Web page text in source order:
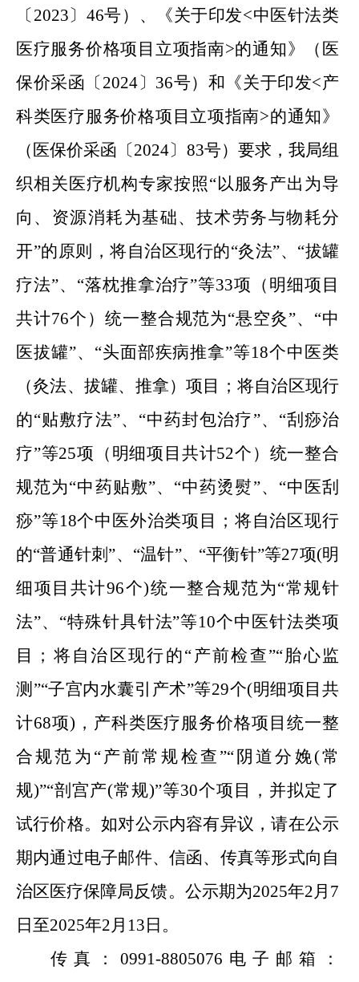
〔2023〕46号）、《关于印发<中医针法类
医疗服务价格项目立项指南>的通知》（医
保价采函〔2024〕36号）和《关于印发<产
科类医疗服务价格项目立项指南>的通知》
（医保价采函〔2024〕83号）要求，我局组
织相关医疗机构专家按照“以服务产出为导
向、资源消耗为基础、技术劳务与物耗分
开”的原则，将自治区现行的“灸法”、“拔罐
疗法”、“落枕推拿治疗”等33项（明细项目
共计76个）统一整合规范为“悬空灸”、“中
医拔罐”、“头面部疾病推拿”等18个中医类
（灸法、拔罐、推拿）项目；将自治区现行
的“贴敷疗法”、“中药封包治疗”、“刮痧治
疗”等25项（明细项目共计52个）统一整合
规范为“中药贴敷”、“中药烫熨”、“中医刮
痧”等18个中医外治类项目；将自治区现行
的“普通针刺”、“温针”、“平衡针”等27项(明
细项目共计96个)统一整合规范为“常规针
法”、“特殊针具针法”等10个中医针法类项
目；将自治区现行的“产前检查”“胎心监
测”“子宫内水囊引产术”等29个(明细项目共
计68项)，产科类医疗服务价格项目统一整
合规范为“产前常规检查”“阴道分娩(常
规)”“剖宫产(常规)”等30个项目，并拟定了
试行价格。如对公示内容有异议，请在公示
期内通过电子邮件、信函、传真等形式向自
治区医疗保障局反馈。公示期为2025年2月7
日至2025年2月13日。
传真：0991-8805076电子邮箱：